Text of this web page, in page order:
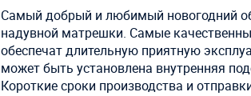
Самый добрый и любимый новогодний
надувной матрешки. Самые
обеспечат длительную приятную
может быть установлена внутренняя
Короткие сроки производства и